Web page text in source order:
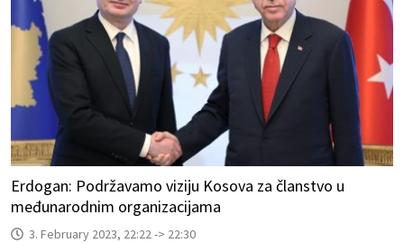
Erdogan: Podržavamo viziju Kosova za članstvo u
međunarodnim organizacijama
3. February 2023, 22:22 -> 22:30